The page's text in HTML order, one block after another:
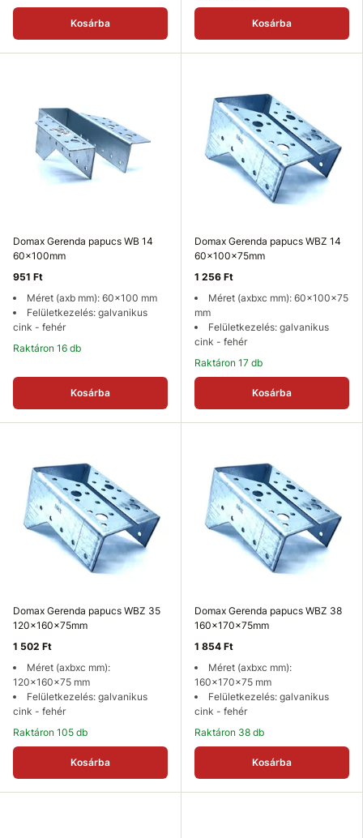
Kosárba Kosárba
Domax Gerenda papucs WB 14
60x100mm
951 Ft
Méret (axb mm): 60x100 mm
Felületkezelés: galvanikus
cink - fehér
Raktáron 16 db
Kosárba
Domax Gerenda papucs WBZ 14
60x100x75mm
1 256 Ft
Méret (axbxc mm): 60x100x75
mm
Felületkezelés: galvanikus
cink - fehér
Raktáron 17 db
Kosárba
Domax Gerenda papucs WBZ 35
120x160x75mm
1 502 Ft
Méret (axbxc mm):
120x160x75 mm
Felületkezelés: galvanikus
cink - fehér
Raktáron 105 db
Kosárba
Domax Gerenda papucs WBZ 38
160x170x75mm
1 854 Ft
Méret (axbxc mm):
160x170x75 mm
Felületkezelés: galvanikus
cink - fehér
Raktáron 38 db
Kosárba